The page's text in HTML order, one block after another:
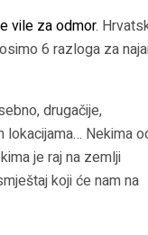
vile za odmor.
6 razloga za
drugačije,
lokacijama… Nekima
je raj na zemlji
koji će nam na